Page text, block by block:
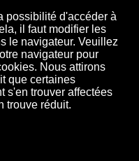
possibilité d'accéder à
il faut modifier les
le navigateur. Veuillez
navigateur pour
Nous attirons
que certaines
s'en trouver affectées
trouve réduit.